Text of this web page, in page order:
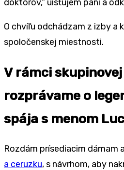
doktorov,“ uisťujem pani a
O chvíľu odchádzam z izby a
spoločenskej miestnosti.
V rámci
rozprávame o
spája s menom
Rozdám prísediacim dámam
a ceruzku, s návrhom, aby